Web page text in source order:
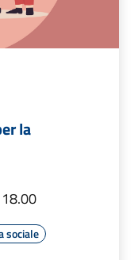
la
sociale